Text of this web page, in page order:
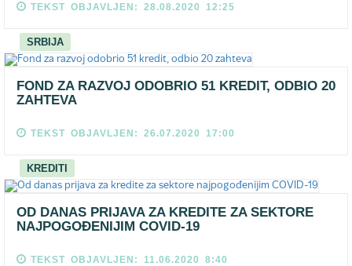
TEKST OBJAVLJEN: 28.08.2020 12:25
SRBIJA
FOND ZA RAZVOJ ODOBRIO 51 KREDIT, ODBIO 20
ZAHTEVA
TEKST OBJAVLJEN: 26.07.2020 17:00
KREDITI
OD DANAS PRIJAVA ZA KREDITE ZA SEKTORE
NAJPOGOĐENIJIM COVID-19
TEKST OBJAVLJEN: 11.06.2020 8:40